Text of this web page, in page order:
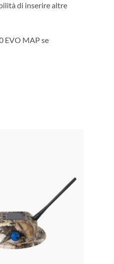
di inserire altre
EVO MAP se